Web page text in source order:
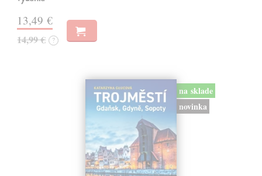
13,49 €
14,99 € ?
na sklade
novinka